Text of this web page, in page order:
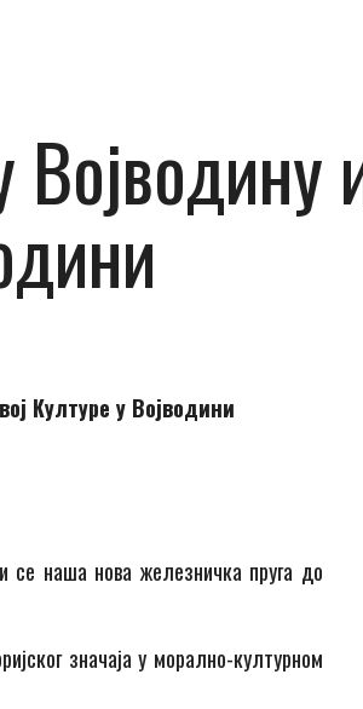
Културе у Војводини
наша нова железничка пруга до
значаја у морално-културном